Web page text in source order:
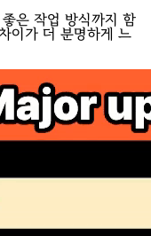
은 작업 방식까지 함
이가 더 분명하게 느